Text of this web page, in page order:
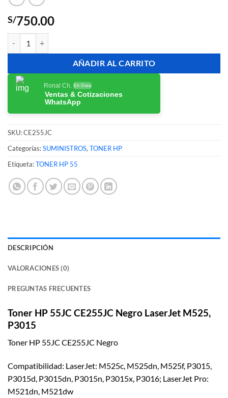
S/750.00
AÑADIR AL CARRITO
Ronal Ch. En línea
Ventas & Cotizaciones
WhatsApp
SKU:CE255JC
Categorías:SUMINISTROS, TONER HP
Etiqueta:TONER HP 55
DESCRIPCIÓN
VALORACIONES (0)
PREGUNTAS FRECUENTES
Toner HP 55JC CE255JC Negro LaserJet M525,
P3015
Toner HP 55JC CE255JC Negro
Compatibilidad: LaserJet: M525c, M525dn, M525f, P3015,
P3015d, P3015dn, P3015n, P3015x, P3016; LaserJet Pro:
M521dn, M521dw